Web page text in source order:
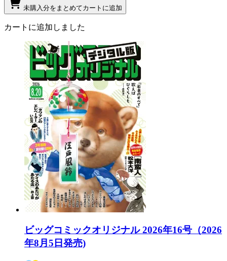
未購入分をまとめてカートに追加
カートに追加しました
ビッグコミックオリジナル 2026年16号（2026
年8月5日発売)